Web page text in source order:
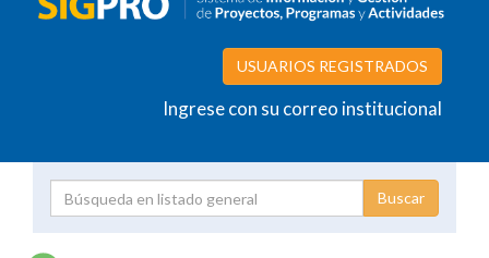
USUARIOS REGISTRADOS
Ingrese con su correo institucional